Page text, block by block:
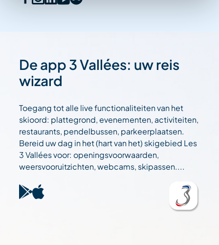
De app 3 Vallées: uw reis
wizard
Toegang tot alle live functionaliteiten van het
skioord: plattegrond, evenementen, activiteiten,
restaurants, pendelbussen, parkeerplaatsen.
Bereid uw dag in het (hart van het) skigebied Les
3 Vallées voor: openingsvoorwaarden,
weersvooruitzichten, webcams, skipassen....